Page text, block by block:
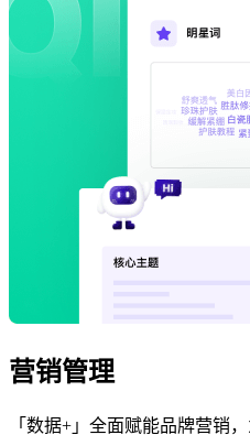
营销管理
「数据+」全面赋能品牌营销